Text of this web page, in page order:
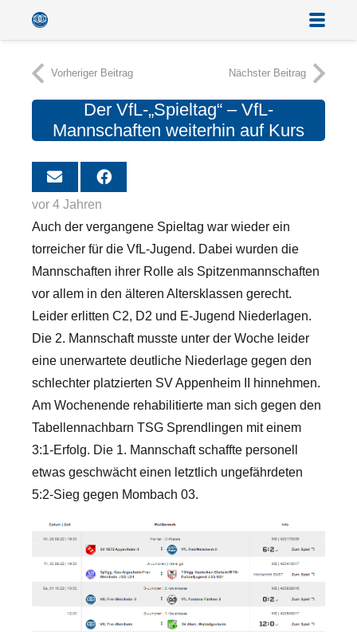
Vorheriger Beitrag Nächster Beitrag
Der VfL-„Spieltag“ – VfL-
Mannschaften weiterhin auf Kurs
vor 4 Jahren
Auch der vergangene Spieltag war wieder ein
torreicher für die VfL-Jugend. Dabei wurden die
Mannschaften ihrer Rolle als Spitzenmannschaften
vor allem in den älteren Altersklassen gerecht.
Leider erlitten C2, D2 und E-Jugend Niederlagen.
Die 2. Mannschaft musste unter der Woche leider
eine unerwartete deutliche Niederlage gegen den
schlechter platzierten SV Appenheim II hinnehmen.
Am Wochenende rehabilitierte man sich gegen den
Tabellennachbarn TSG Sprendlingen mit einem
3:1-Erfolg. Die 1. Mannschaft schaffte personell
etwas geschwächt einen letztlich ungefährdeten
5:2-Sieg gegen Mombach 03.